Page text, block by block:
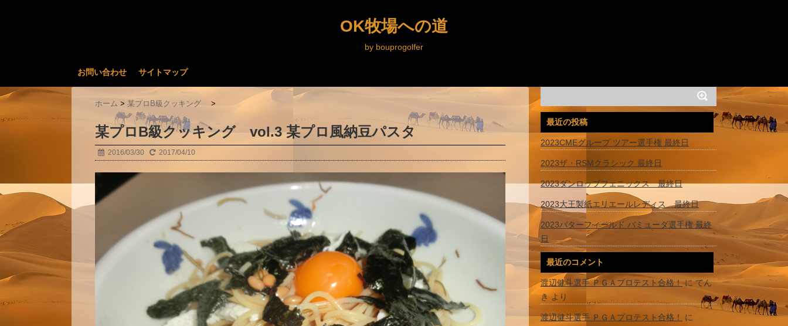
OK牧場への道
by bouprogolfer
お問い合わせ サイトマップ
ホーム > 某プロB級クッキング >
某プロB級クッキング vol.3 某プロ風納豆パスタ
2016/03/30 2017/04/10
最近の投稿
2023CMEグループ ツアー選手権 最終日
2023ザ・RSMクラシック 最終日
2023ダンロップフェニックス 最終日
2023大王製紙エリエールレディス 最終日
2023バターフィールド バミューダ選手権 最終
日
最近のコメント
渡辺健斗選手 ＰＧＡプロテスト合格！にてん
きより
渡辺健斗選手 ＰＧＡプロテスト合格！
に